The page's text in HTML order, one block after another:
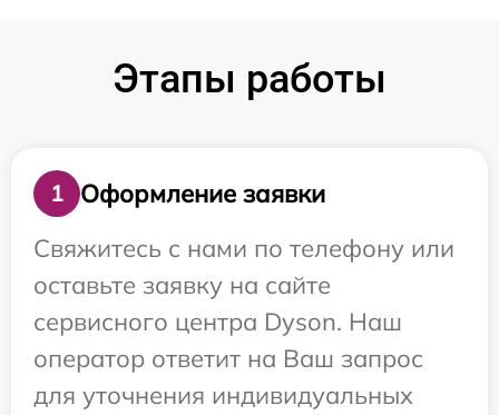
Этапы работы
1
Оформление заявки
Свяжитесь с нами по телефону или
оставьте заявку на сайте
сервисного центра Dyson. Наш
оператор ответит на Ваш запрос
для уточнения индивидуальных